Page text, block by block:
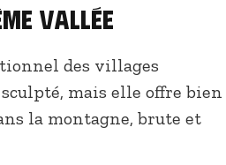
Vallée
des villages
mais elle offre bien
la montagne, brute et